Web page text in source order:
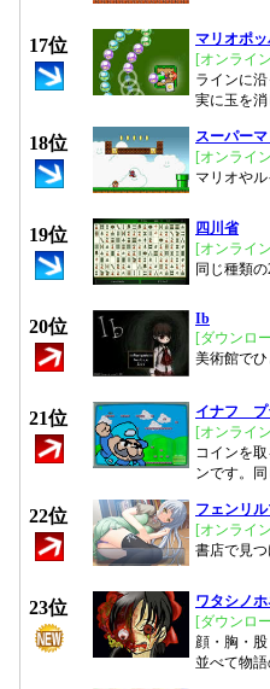
17位
マリオポ
[オンライ
ラインに
実に玉を
18位
スーパー
[オンライ
マリオや
19位
四川省
[オンライ
同じ種類
20位
Ib
[ダウンロ
美術館で
21位
イナフ プ
[オンライ
コインを
ンです。
22位
フェンリ
[オンライ
書店で見
23位
ワタシノ
[ダウンロ
顔・胸・
並べて物